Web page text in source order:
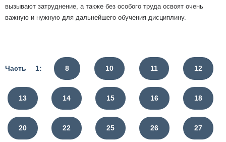
вызывают затруднение, а также без особого труда освоят очень
важную и нужную для дальнейшего обучения дисциплину.
Часть 1: 8 10 11 12
13 14 15 16 18
20 22 25 26 27